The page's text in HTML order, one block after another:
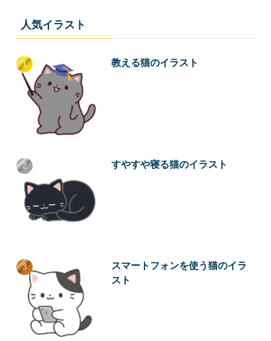
人気イラスト
教える猫のイラスト
すやすや寝る猫のイラスト
スマートフォンを使う猫のイラ
スト